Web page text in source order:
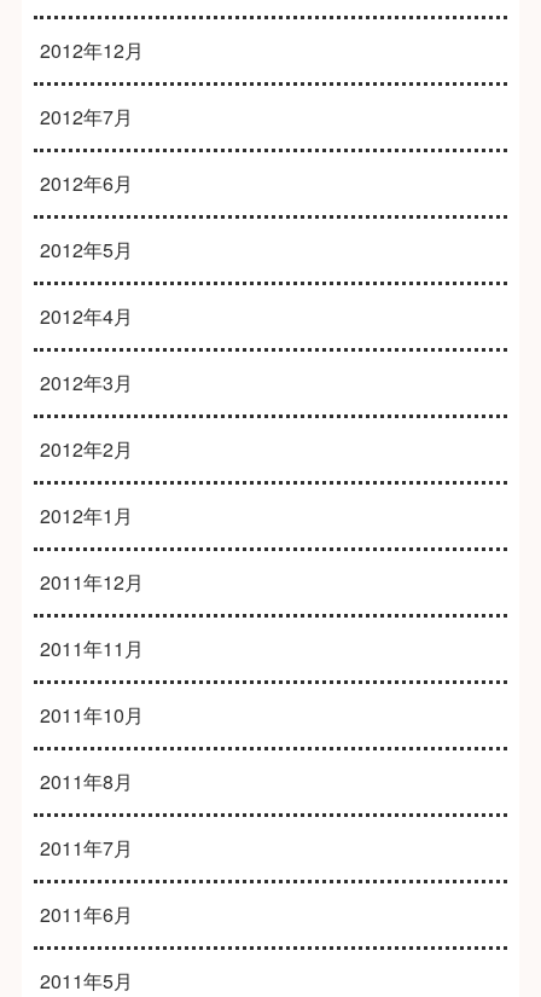
2012年12月
2012年7月
2012年6月
2012年5月
2012年4月
2012年3月
2012年2月
2012年1月
2011年12月
2011年11月
2011年10月
2011年8月
2011年7月
2011年6月
2011年5月